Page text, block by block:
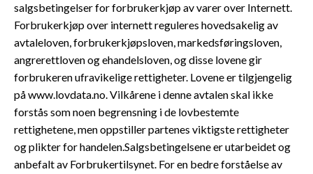
salgsbetingelser for forbrukerkjøp av varer over Internett.
Forbrukerkjøp over internett reguleres hovedsakelig av
avtaleloven, forbrukerkjøpsloven, markedsføringsloven,
angrerettloven og ehandelsloven, og disse lovene gir
forbrukeren ufravikelige rettigheter. Lovene er tilgjengelig
på www.lovdata.no. Vilkårene i denne avtalen skal ikke
forstås som noen begrensning i de lovbestemte
rettighetene, men oppstiller partenes viktigste rettigheter
og plikter for handelen.Salgsbetingelsene er utarbeidet og
anbefalt av Forbrukertilsynet. For en bedre forståelse av